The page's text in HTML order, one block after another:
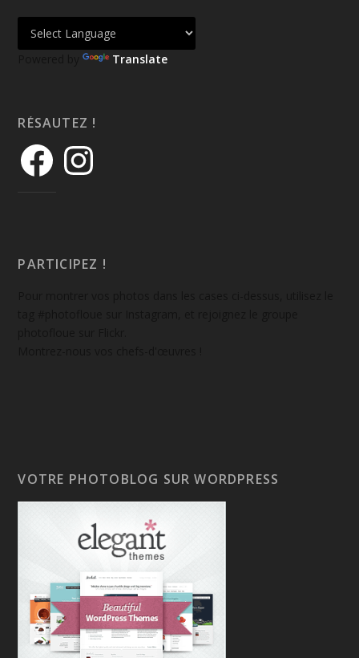
Powered by Translate
RÉSAUTEZ !
PARTICIPEZ !
VOTRE PHOTOBLOG SUR WORDPRESS